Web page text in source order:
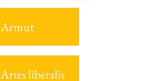
Armut
Artes liberalis